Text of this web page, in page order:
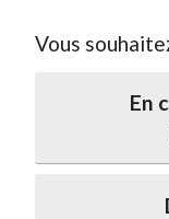
Vous
En